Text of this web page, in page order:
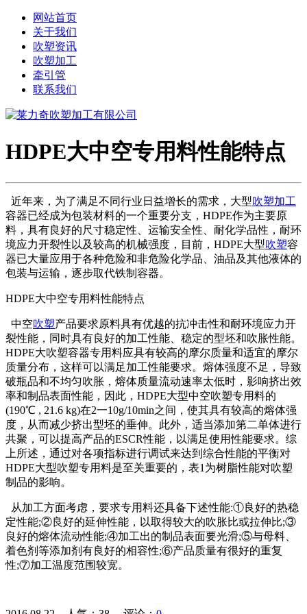
网站首页
关于我们
吹塑资讯
吹塑加工
牵引管
联系我们
​HDPE大中空专用料性能特点
近年来，为了满足不同行业日益增长的需求，大型吹塑加工
容器已经成为包装材料的一个重要分支，HDPE作为主要原
料，具有良好的尺寸稳定性、运输安全性、耐化学品性，耐环
境应力开裂性以及较高的机械强度，目前，HDPE大型吹塑容
器已大量应用于各种危险和非危险化学品、油品及其他液体的
包装与运输，逐步取代铁制容器。
HDPE大中空专用料性能特点
中空吹塑产品要求原料具有优越的抗冲击性和耐环境应力开
裂性能，同时具有良好的加工性能、稳定的型坯和吹胀性能。
HDPE大吹塑容器专用料应具有较高的摩尔质量和适宜的摩尔
质量分布，这样可以满足加工性能要求。熔体强度不足，导致
破瓶品和不均匀吹胀，熔体质量流动速率太低时，影响挤出效
率和制品表面性能，因此，HDPE大型中空吹塑专用料的
(190℃ , 21.6 kg)在2一10g/10min之间，使其具有较高的熔体强
度，从而减少挤出型坯的垂伸。此外，适当添加第二单体进行
共聚，可以提高产品的ESCR性能，以满足使用性能要求。综
上所述，通过对各项指标进行调试来达到综合性能的平衡对
HDPE大型吹塑专用料是至关重要的，表1为树脂性能对吹塑
制品的影响。
从加工方面考虑，要求专用料还具备下述性能:①良好的热稳
定性能;②良好的延伸性能，以取得较大的吹胀比或拉伸比;③
良好的熔体流动性能;④加工出的制品表面要光滑;⑤与母料、
着色剂等添加剂有良好的相容性;⑥产品质量有很好的重复
性;⑦加工温度范围较宽。